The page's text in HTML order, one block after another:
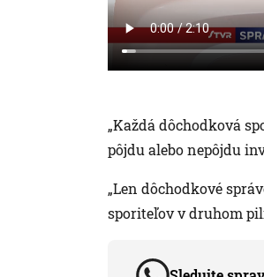
„Každá dôchodková
pôjdu alebo nepôjdu
„Len dôchodkové
sporiteľov v druhom